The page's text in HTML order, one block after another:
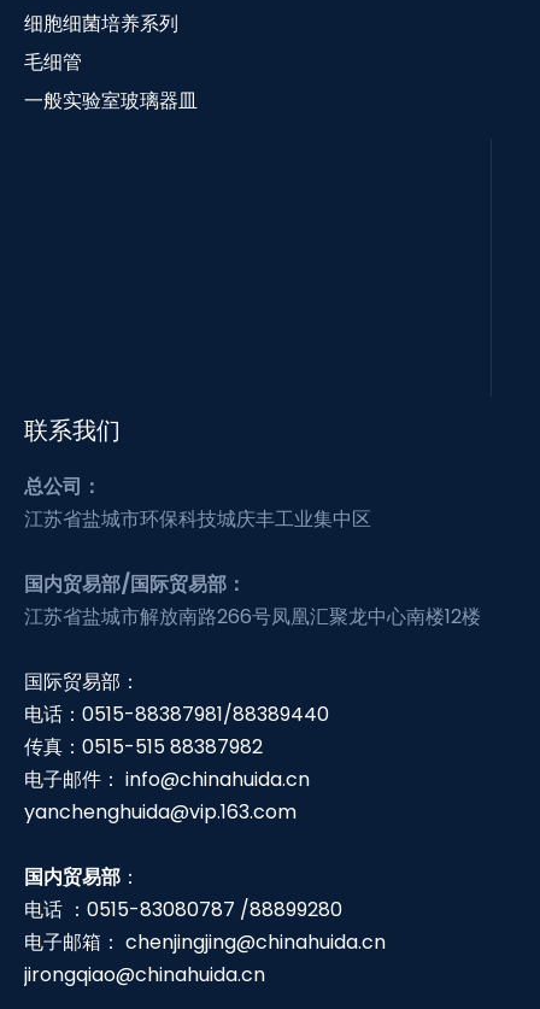
细胞细菌培养系列
毛细管
一般实验室玻璃器皿
联系我们
总公司：
江苏省盐城市环保科技城庆丰工业集中区
国内贸易部/国际贸易部：
江苏省盐城市解放南路266号凤凰汇聚龙中心南楼12楼
国际贸易部：
电话：0515-88387981/88389440
传真：0515-515 88387982
电子邮件： info@chinahuida.cn
yanchenghuida@vip.163.com
国内贸易部 ：
电话 ：0515-83080787 /88899280
电子邮箱： chenjingjing@chinahuida.cn
jirongqiao@chinahuida.cn